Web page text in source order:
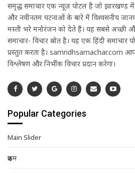
समृद्ध समाचार एक न्यूज़ पोर्टल है जो झारखण्ड
और नवीनतम घटनाओं के बारे में विश्वसनीय
मस्ती भरे मनोरंजन को देते हैं। यह सबसे अच्छी और
समाचार- विचार स्रोत है। यह एक हिंदी समाचार
प्रस्तुत करता है। samridhsamachar.com
विश्लेषण और निर्भीक विचार प्रदान करेगा।
Popular Categories
Main Slider
क्राइम